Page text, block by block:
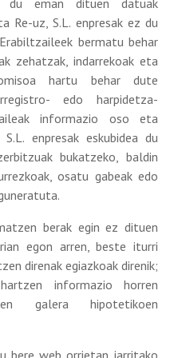
du eman dituen datuak
Re-uz, S.L. enpresak ez du
bermatu behar
zehatzak, indarrekoak eta
hartu behar dute
edo harpidetza-
informazio oso eta
enpresak eskubidea du
bukatzeko, baldin
osatu gabeak edo
berak egin ez dituen
egon arren, beste iturri
direnak egiazkoak direnik;
informazio horren
galera hipotetikoen
bere web orrietan jarritako